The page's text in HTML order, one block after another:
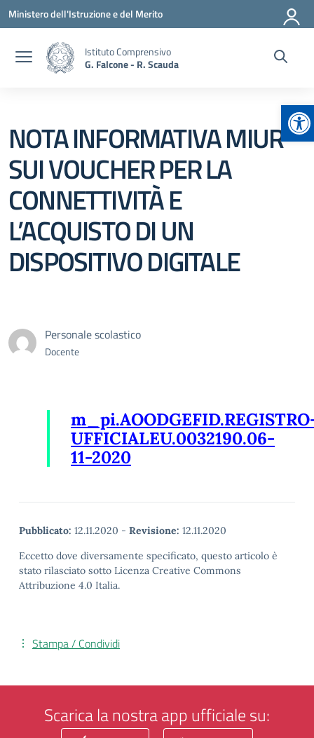
Vai ai contenuti
Vai al menu di navigazione
Vai al footer
Ministero dell'Istruzione e del Merito
Istituto Comprensivo
G. Falcone - R. Scauda
NOTA INFORMATIVA MIUR
SUI VOUCHER PER LA
CONNETTIVITÀ E
L’ACQUISTO DI UN
DISPOSITIVO DIGITALE
Personale scolastico
Docente
UFFICIALEU.0032190.06-
11-2020
Pubblicato: 12.11.2020 - Revisione: 12.11.2020
Eccetto dove diversamente specificato, questo articolo è
stato rilasciato sotto Licenza Creative Commons
Attribuzione 4.0 Italia.
Stampa / Condividi
Scarica la nostra app ufficiale su: